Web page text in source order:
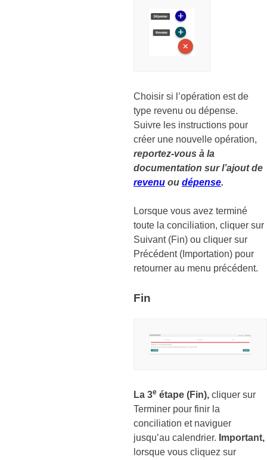
Choisir si l’opération est de
type revenu ou dépense.
Suivre les instructions pour
créer une nouvelle opération,
reportez-vous à la
documentation sur l’ajout de
revenu ou dépense.
Lorsque vous avez terminé
toute la conciliation, cliquer sur
Suivant (Fin) ou cliquer sur
Précédent (Importation) pour
retourner au menu précédent.
Fin
La 3e étape (Fin), cliquer sur
Terminer pour finir la
conciliation et naviguer
jusqu’au calendrier. Important,
lorsque vous cliquez sur